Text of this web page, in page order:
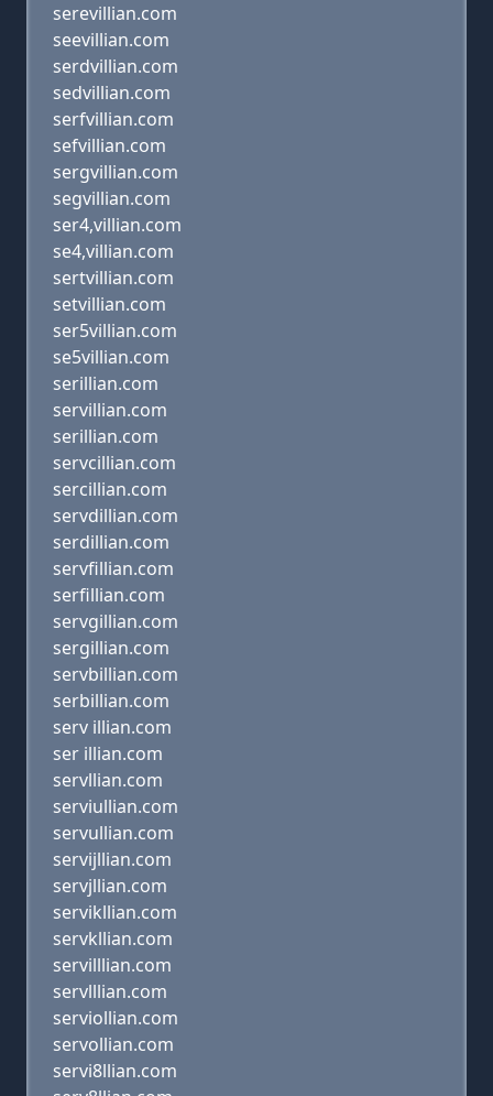
serevillian.com
seevillian.com
serdvillian.com
sedvillian.com
serfvillian.com
sefvillian.com
sergvillian.com
segvillian.com
ser4,villian.com
se4,villian.com
sertvillian.com
setvillian.com
ser5villian.com
se5villian.com
serillian.com
servillian.com
serillian.com
servcillian.com
sercillian.com
servdillian.com
serdillian.com
servfillian.com
serfillian.com
servgillian.com
sergillian.com
servbillian.com
serbillian.com
serv illian.com
ser illian.com
servllian.com
serviullian.com
servullian.com
servijllian.com
servjllian.com
servikllian.com
servkllian.com
servilllian.com
servlllian.com
serviollian.com
servollian.com
servi8llian.com